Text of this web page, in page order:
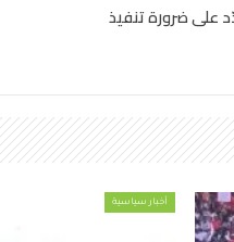
على ضرورة تنفيذ
أخبار سياسية